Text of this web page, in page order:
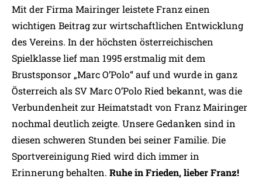
Mit der Firma Mairinger leistete Franz einen
wichtigen Beitrag zur wirtschaftlichen Entwicklung
des Vereins. In der höchsten österreichischen
Spielklasse lief man 1995 erstmalig mit dem
Brustsponsor „Marc O’Polo“ auf und wurde in ganz
Österreich als SV Marc O’Polo Ried bekannt, was die
Verbundenheit zur Heimatstadt von Franz Mairinger
nochmal deutlich zeigte. Unsere Gedanken sind in
diesen schweren Stunden bei seiner Familie. Die
Sportvereinigung Ried wird dich immer in
Erinnerung behalten. Ruhe in Frieden, lieber Franz!